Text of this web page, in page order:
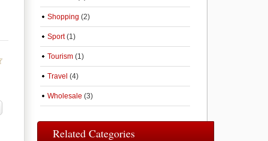
Shopping (2)
Sport(1)
Tourism (1)
Travel (4)
Wholesale (3)
Related Categories